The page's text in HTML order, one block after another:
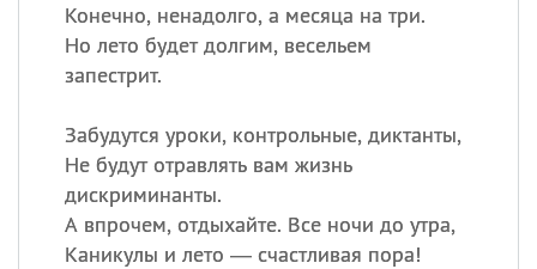
Конечно, ненадолго, а месяца на три.
Но лето будет долгим, весельем
запестрит.
Забудутся уроки, контрольные, диктанты,
Не будут отравлять вам жизнь
дискриминанты.
А впрочем, отдыхайте. Все ночи до утра,
Каникулы и лето — счастливая пора!